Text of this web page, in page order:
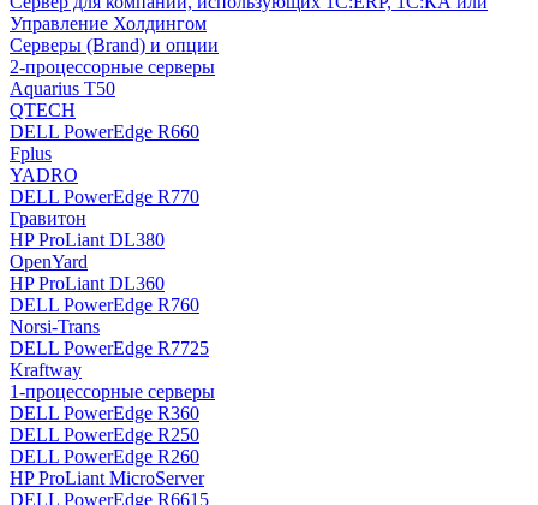
Управление Холдингом
Серверы (Brand) и опции
2-процессорные серверы
Aquarius T50
QTECH
DELL PowerEdge R660
Fplus
YADRO
DELL PowerEdge R770
Гравитон
HP ProLiant DL380
OpenYard
HP ProLiant DL360
DELL PowerEdge R760
Norsi-Trans
DELL PowerEdge R7725
Kraftway
1-процессорные серверы
DELL PowerEdge R360
DELL PowerEdge R250
DELL PowerEdge R260
HP ProLiant MicroServer
DELL PowerEdge R6615